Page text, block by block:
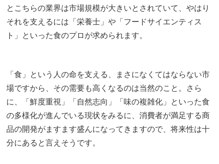
とこちらの業界は市場規模が大きいとされていて、やはり
それを支えるには「栄養士」や「フードサイエンティス
ト」といった食のプロが求められます。
「食」という人の命を支える、まさになくてはならない市
場ですから、その需要も高くなるのは当然のこと。さら
に、「鮮度重視」「自然志向」「味の複雑化」といった食
の多様化が進んでいる現状をみるに、消費者が満足する商
品の開発がますます盛んになってきますので、将来性は十
分にあると言えそうです。